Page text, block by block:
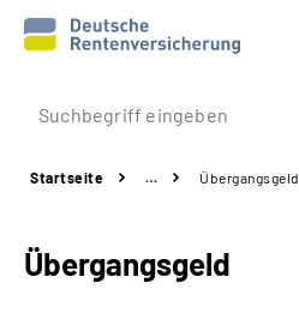
Prävention
Rente
Startseite … Übergangsgeld
Übergangsgeld